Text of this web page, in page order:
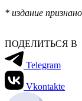
* издание
ПОДЕЛИТЬСЯ В
Telegram
Vkontakte